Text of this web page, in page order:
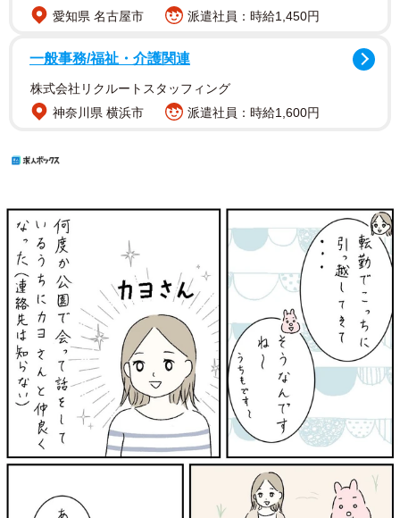
愛知県 名古屋市
派遣社員：時給1,450円
一般事務/福祉・介護関連
株式会社リクルートスタッフィング
神奈川県 横浜市
派遣社員：時給1,600円